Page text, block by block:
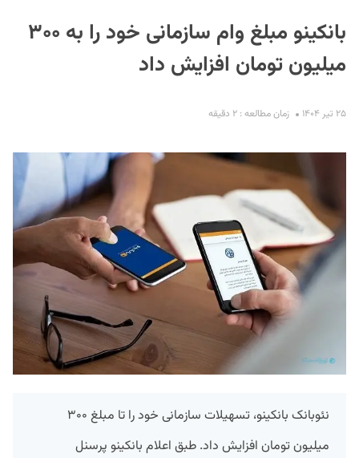
بانکینو مبلغ وام سازمانی خود را به ۳۰۰
میلیون تومان افزایش داد
۲۵ تیر ۱۴۰۴ زمان مطالعه : ۲ دقیقه
نئوبانک بانکینو، تسهیلات سازمانی خود را تا مبلغ ۳۰۰
میلیون تومان افزایش داد. طبق اعلام بانکینو پرسنل